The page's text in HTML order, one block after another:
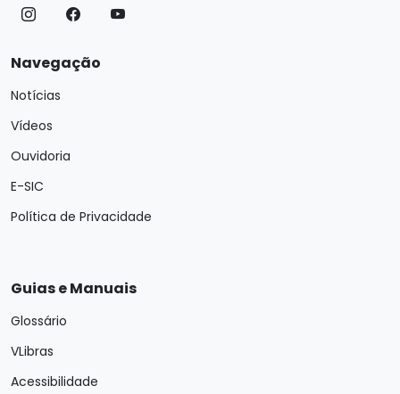
Navegação
Notícias
Vídeos
Ouvidoria
E-SIC
Política de Privacidade
Guias e Manuais
Glossário
VLibras
Acessibilidade